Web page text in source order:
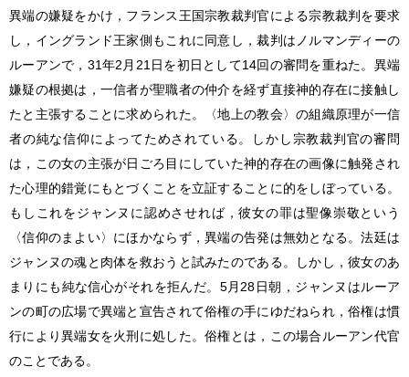
異端の嫌疑をかけ，フランス王国宗教裁判官による宗教裁判を要求
し，イングランド王家側もこれに同意し，裁判はノルマンディーの
ルーアンで，31年2月21日を初日として14回の審問を重ねた。異端
嫌疑の根拠は，一信者が聖職者の仲介を経ず直接神的存在に接触し
たと主張することに求められた。〈地上の教会〉の組織原理が一信
者の純な信仰によってためされている。しかし宗教裁判官の審問
は，この女の主張が日ごろ目にしていた神的存在の画像に触発され
た心理的錯覚にもとづくことを立証することに的をしぼっている。
もしこれをジャンヌに認めさせれば，彼女の罪は聖像崇敬という
〈信仰のまよい〉にほかならず，異端の告発は無効となる。法廷は
ジャンヌの魂と肉体を救おうと試みたのである。しかし，彼女のあ
まりにも純な信心がそれを拒んだ。5月28日朝，ジャンヌはルーア
ンの町の広場で異端と宣告されて俗権の手にゆだねられ，俗権は慣
行により異端女を火刑に処した。俗権とは，この場合ルーアン代官
のことである。